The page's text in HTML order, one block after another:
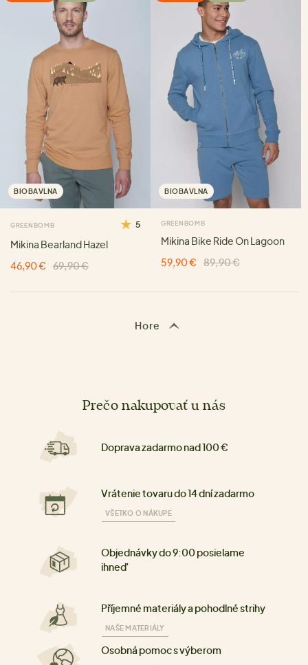
BIOBAVLNA
GREENBOMB 5
Mikina Bearland Hazel
46,90 €
69,90 €
BIOBAVLNA
GREENBOMB
Mikina Bike Ride On Lagoon
59,90 €
89,90 €
Hore
Prečo nakupovať u nás
Doprava zadarmo nad 100 €
Vrátenie tovaru do 14 dní zadarmo
VŠETKO O NÁKUPE
Objednávky do 9:00 posielame
ihneď
Příjemné materiály a pohodlné strihy
NAŠE MATERIÁLY
Osobná pomoc s výberom